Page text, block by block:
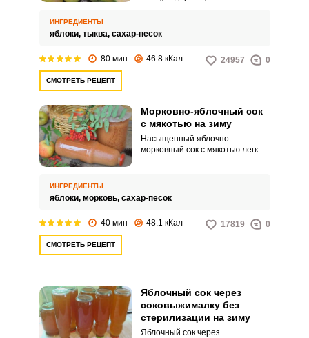
готовят вкусную выпечку,
заготовки на зиму.
ИНГРЕДИЕНТЫ
яблоки, тыква, сахар-песок
80 мин 46.8 кКал 24957 0
СМОТРЕТЬ РЕЦЕПТ
Морковно-яблочный сок
с мякотью на зиму
Насыщенный яблочно-
морковный сок с мякотью легко
ИНГРЕДИЕНТЫ
яблоки, морковь, сахар-песок
40 мин 48.1 кКал 17819 0
СМОТРЕТЬ РЕЦЕПТ
Яблочный сок через
соковыжималку без
стерилизации на зиму
Яблочный сок через